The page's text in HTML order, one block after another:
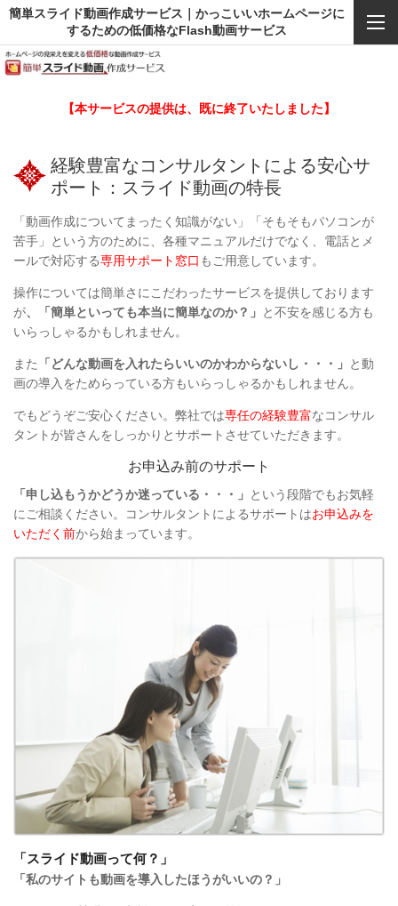
簡単スライド動画作成サービス｜かっこいいホームページに
するための低価格なFlash動画サービス
【本サービスの提供は、既に終了いたしました】
経験豊富なコンサルタントによる安心サ
ポート：スライド動画の特長
「動画作成についてまったく知識がない」「そもそもパソコンが
苦手」という方のために、各種マニュアルだけでなく、電話とメ
ールで対応する専用サポート窓口 もご用意しています。
操作については簡単さにこだわったサービスを提供しております
が、「簡単といっても本当に簡単なのか？」 と不安を感じる方も
いらっしゃるかもしれません。
また 「どんな動画を入れたらいいのかわからないし・・・」 と動
画の導入をためらっている方もいらっしゃるかもしれません。
でもどうぞご安心ください。弊社では専任の経験豊富なコンサル
タントが皆さんをしっかりとサポートさせていただきます。
お申込み前のサポート
「申し込もうかどうか迷っている・・・」 という段階でもお気軽
にご相談ください。コンサルタントによるサポートはお申込みを
いただく前から始まっています。
「スライド動画って何？」
「私のサイトも動画を導入したほうがいいの？」